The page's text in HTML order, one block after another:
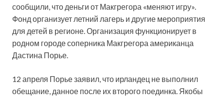
сообщили, что деньги от Макгрегора «меняют игру».
Фонд организует летний лагерь и другие мероприятия
для детей в регионе. Организация функционирует в
родном городе соперника Макгрегора американца
Дастина Порье.
12 апреля Порье заявил, что ирландец не выполнил
обещание, данное после их второго поединка. Якобы